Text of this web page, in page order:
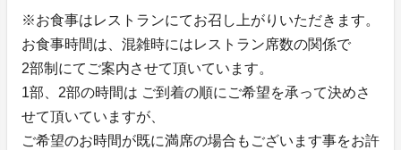
※お食事はレストランにてお召し上がりいただきます。
お食事時間は、混雑時にはレストラン席数の関係で
2部制にてご案内させて頂いています。
1部、2部の時間は ご到着の順にご希望を承って決めさ
せて頂いていますが、
ご希望のお時間が既に満席の場合もございます事をお許